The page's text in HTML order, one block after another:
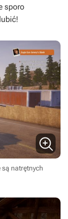
sporo
są natrętnych